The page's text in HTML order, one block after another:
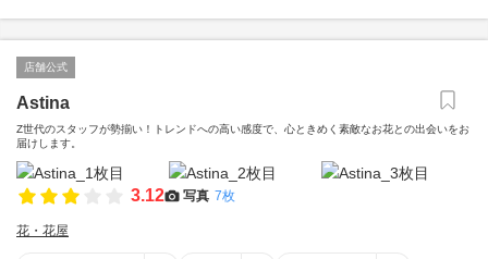
店舗公式
Astina
Z世代のスタッフが勢揃い！トレンドへの高い感度で、心ときめく素敵なお花との出会いをお
届けします。
3.12 写真 7枚
花・花屋